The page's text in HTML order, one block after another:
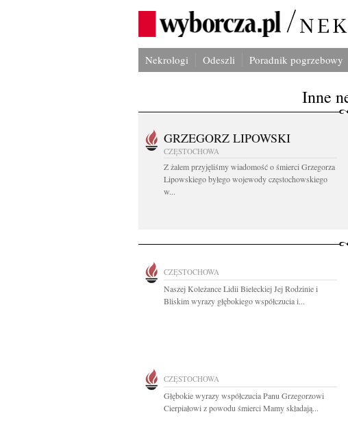
Nekrologi Odeszli Poradnik pogrzebowy
Inne
GRZEGORZ LIPOWSKI
CZĘSTOCHOWA
Z żalem przyjęliśmy wiadomość o śmierci Grzegorza
Lipowskiego byłego wojewody częstochowskiego
w...
CZĘSTOCHOWA
Naszej Koleżance Lidii Bieleckiej Jej Rodzinie i
Bliskim wyrazy głębokiego współczucia i...
CZĘSTOCHOWA
Głębokie wyrazy współczucia Panu Grzegorzowi
Cierpiałowi z powodu śmierci Mamy składają...